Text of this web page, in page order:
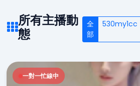
所有主播動
態
全
部
530my1cc
一對一忙線中